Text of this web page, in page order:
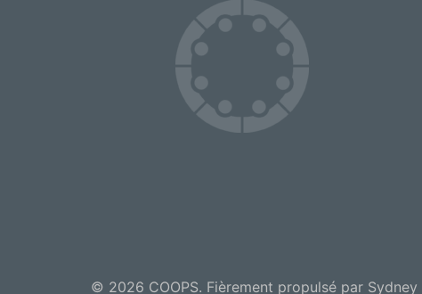
© 2026 COOPS. Fièrement propulsé par Sydney